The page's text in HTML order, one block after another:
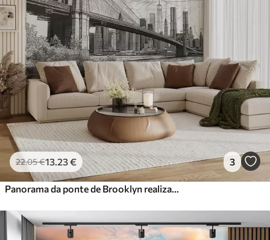
22.05€13.23€ 3
Panorama da ponte de Brooklyn realizado numa técnica retro de esboço com linhas e riscos